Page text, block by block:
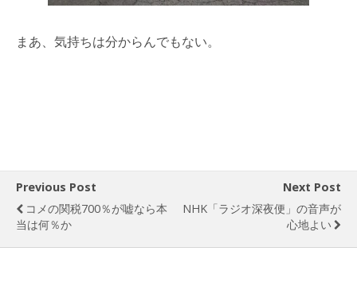
まあ、気持ちは分からんでもない。
Previous Post
コメの関税700％が嘘なら本
当は何％か
Next Post
NHK「ラジオ深夜便」の音声が
心地よい